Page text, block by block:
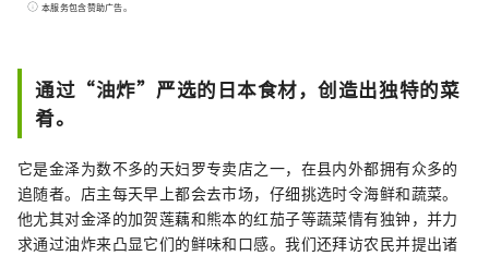
本服务包含赞助广告。
通过“油炸”严选的日本食材，创造出独特的菜
肴。
它是金泽为数不多的天妇罗专卖店之一，在县内外都拥有众多的
追随者。店主每天早上都会去市场，仔细挑选时令海鲜和蔬菜。
他尤其对金泽的加贺莲藕和熊本的红茄子等蔬菜情有独钟，并力
求通过油炸来凸显它们的鲜味和口感。我们还拜访农民并提出诸